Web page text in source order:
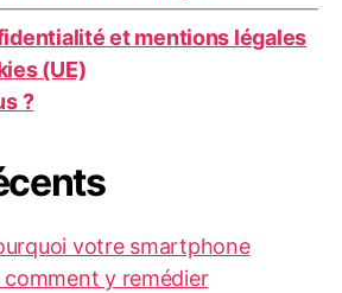
et mentions légales
(UE)
?
votre smartphone
y remédier